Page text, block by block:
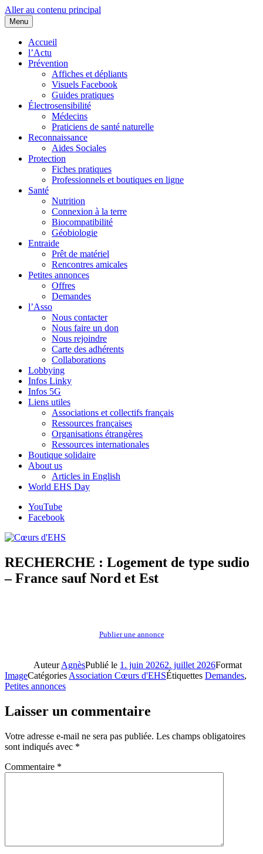
Aller au contenu principal
Cœurs d'EHS
Association d'Êtres Humains Sensibles et Solidaires pour une entraide
collaborative.
Menu
Accueil
l’Actu
Prévention
Affiches et dépliants
Visuels Facebook
Guides pratiques
Électrosensibilité
Médecins
Praticiens de santé naturelle
Reconnaissance
Aides Sociales
Protection
Fiches pratiques
Professionnels et boutiques en ligne
Santé
Nutrition
Connexion à la terre
Biocompatibilité
Géobiologie
Entraide
Prêt de matériel
Rencontres amicales
Petites annonces
Offres
Demandes
l’Asso
Nous contacter
Nous faire un don
Nous rejoindre
Carte des adhérents
Collaborations
Lobbying
Infos Linky
Infos 5G
Liens utiles
Associations et collectifs français
Ressources françaises
Organisations étrangères
Ressources internationales
Boutique solidaire
About us
Articles in English
World EHS Day
YouTube
Facebook
RECHERCHE : Logement de type sudio
– France sauf Nord et Est
Publier une annonce
AuteurAgnèsPublié le 1. juin 20262. juillet 2026Format
ImageCatégories Association Cœurs d'EHSÉtiquettes Demandes,
Petites annonces
Laisser un commentaire
Votre adresse e-mail ne sera pas publiée. Les champs obligatoires
sont indiqués avec *
Commentaire *